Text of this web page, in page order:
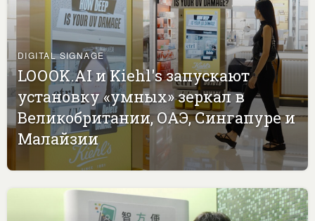
DIGITAL SIGNAGE
LOOOK.AI и Kiehl's запускают
установку «умных» зеркал в
Великобритании, ОАЭ, Сингапуре и
Малайзии